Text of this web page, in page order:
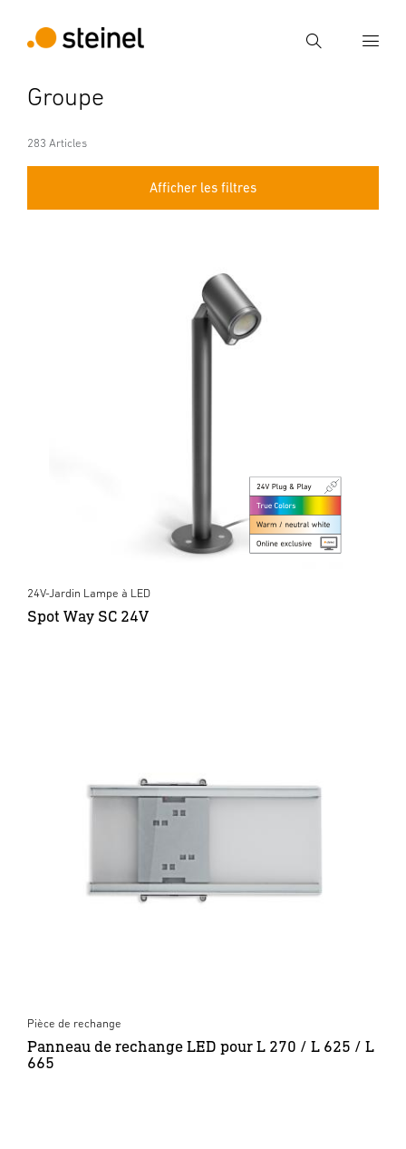
Recherche
Groupe
283 Articles
Afficher les filtres
24V-Jardin Lampe à LED
Spot Way SC 24V
Pièce de rechange
Panneau de rechange LED pour L 270 / L 625 / L
665